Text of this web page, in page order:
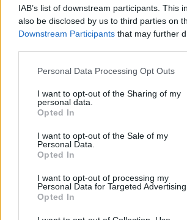
IAB’s list of downstream participants. This
also be disclosed by us to third parties on
Downstream Participants that may further
Please note that this website/app uses one
not limited to your visit or usage behaviour.
grant or deny consent to Google and its
use your data for below specified purposes
consent section.
Personal Data Processing Opt Outs
I want to opt-out of the Sharing of my
personal data.
Opted In
I want to opt-out of the Sale of my
Personal Data.
Opted In
I want to opt-out of processing my
Personal Data for Targeted Advertising.
Opted In
Εκεί που βλέπουν οι κάτοικοι του
δίνει και τη διαφήμιση ο σχετικός
Βορίδης σημειώνοντας ότι (ο
χρήματα ανάλογα με τις
γίνει. Είναι ένας απολύτως διαφανής
τόσα και τόσα εκεί. Θα πάνε τα
κάτοικοι του εξωτερικού βλέπουν
ο κ. Βορίδης, σημειώνοντας ότι θα
κριτήρια και για τις τηλεοράσεις και